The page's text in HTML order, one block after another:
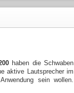
haben die Schwaben
aktive Lautsprecher im
sein wollen.